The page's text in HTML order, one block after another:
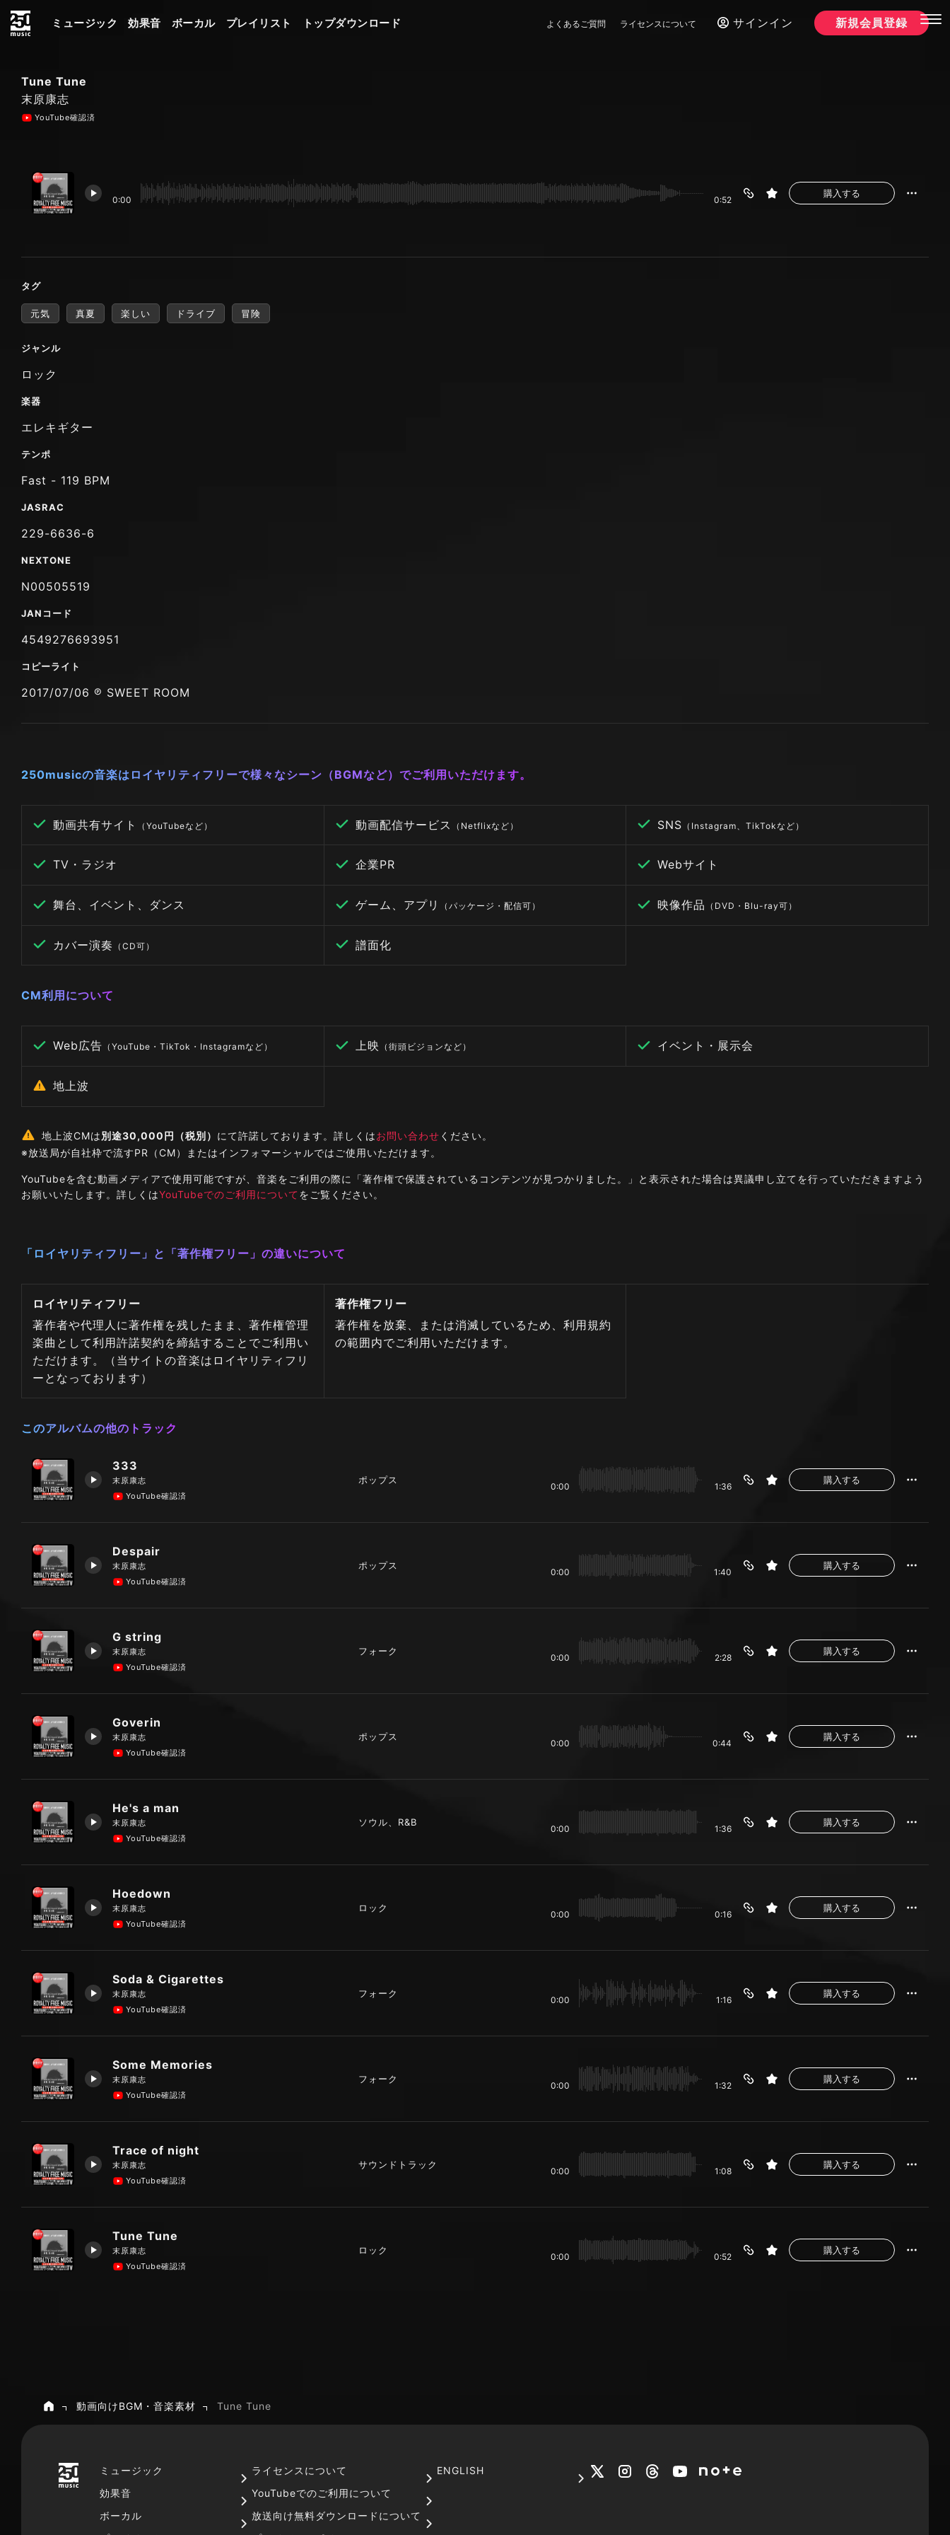
ミュージック 効果音 ボーカル プレイリスト トップダウンロード よくあるご質問 ライセンスについて サインイン 新規会員登録
Tune Tune
末原康志
YouTube確認済
0:00 0:52
購入する
タグ
元気 真夏 楽しい ドライブ 冒険
ジャンル
ロック
楽器
エレキギター
テンポ
Fast - 119 BPM
JASRAC
229-6636-6
NEXTONE
N00505519
JANコード
4549276693951
コピーライト
2017/07/06 ℗ SWEET ROOM
250musicの音楽はロイヤリティフリーで様々なシーン（BGMなど）でご利用いただけます。
動画共有サイト （YouTubeなど） 動画配信サービス （Netflixなど） SNS （Instagram、TikTokなど）
TV・ラジオ 企業PR Webサイト
舞台、イベント、ダンス ゲーム、アプリ （パッケージ・配信可） 映像作品 （DVD・Blu-ray可）
カバー演奏 （CD可） 譜面化
CM利用について
Web広告 （YouTube・TikTok・Instagramなど） 上映 （街頭ビジョンなど） イベント・展示会
地上波
地上波CMは別途30,000円（税別） にて許諾しております。詳しくはお問い合わせ ください。
※放送局が自社枠で流すPR（CM）またはインフォマーシャルではご使用いただけます。
YouTubeを含む動画メディアで使用可能ですが、音楽をご利用の際に「著作権で保護されているコンテンツが見つかりました。」と表示された場合は異議申し立てを行っていただきますよう
お願いいたします。詳しくはYouTubeでのご利用についてをご覧ください。
「ロイヤリティフリー」と「著作権フリー」の違いについて
ロイヤリティフリー
著作者や代理人に著作権を残したまま、著作権管理
楽曲として利用許諾契約を締結することでご利用い
ただけます。（当サイトの音楽はロイヤリティフリ
ーとなっております）
著作権フリー
著作権を放棄、または消滅しているため、利用規約
の範囲内でご利用いただけます。
このアルバムの他のトラック
333
末原康志
YouTube確認済
ポップス
0:00 1:36
購入する
Despair
末原康志
YouTube確認済
ポップス
0:00 1:40
購入する
G string
末原康志
YouTube確認済
フォーク
0:00 2:28
購入する
Goverin
末原康志
YouTube確認済
ポップス
0:00 0:44
購入する
He's a man
末原康志
YouTube確認済
ソウル、R&B
0:00 1:36
購入する
Hoedown
末原康志
YouTube確認済
ロック
0:00 0:16
購入する
Soda & Cigarettes
末原康志
YouTube確認済
フォーク
0:00 1:16
購入する
Some Memories
末原康志
YouTube確認済
フォーク
0:00 1:32
購入する
Trace of night
末原康志
YouTube確認済
サウンドトラック
0:00 1:08
購入する
Tune Tune
末原康志
YouTube確認済
ロック
0:00 0:52
購入する
ホーム動画向けBGM・音楽素材 Tune Tune
ミュージック
効果音
ボーカル
ライセンスについて
YouTubeでのご利用について
放送向け無料ダウンロードについて
ENGLISH